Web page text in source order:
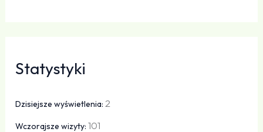
Statystyki
Dzisiejsze wyświetlenia:2
Wczorajsze wizyty:101